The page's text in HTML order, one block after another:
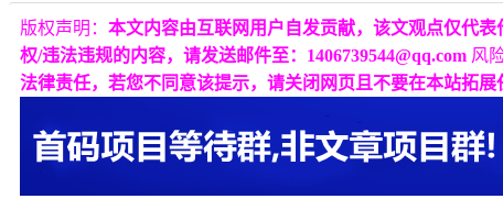
版权声明： 本文内容由互联网用户自发贡献，该文观点仅代
权/违法违规的内容，请发送邮件至：1406739544@qq.com 风
法律责任，若您不同意该提示，请关闭网页且不要在本站拓展